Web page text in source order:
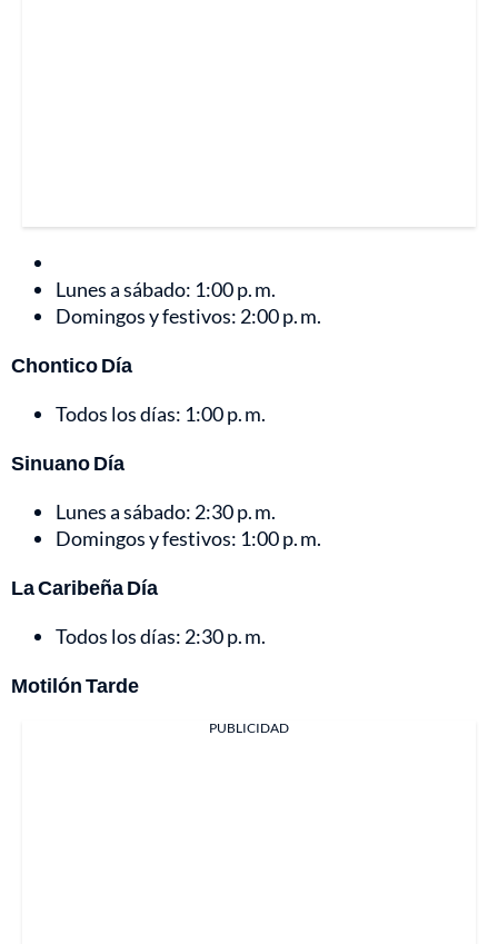
Lunes a sábado: 1:00 p. m.
Domingos y festivos: 2:00 p. m.
Chontico Día
Todos los días: 1:00 p. m.
Sinuano Día
Lunes a sábado: 2:30 p. m.
Domingos y festivos: 1:00 p. m.
La Caribeña Día
Todos los días: 2:30 p. m.
Motilón Tarde
PUBLICIDAD